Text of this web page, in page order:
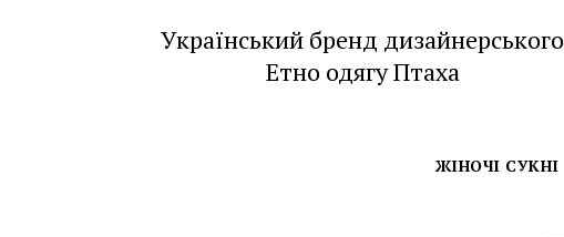
Український бренд дизайнерського
Етно одягу Птаха
ЖІНОЧІ СУКНІ